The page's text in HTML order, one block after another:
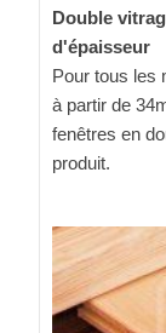
Double
d'épaisseur
Pour tous les
à partir de
fenêtres en
produit.